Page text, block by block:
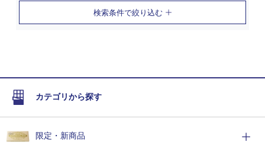
検索条件で絞り込む
カテゴリから探す
限定・新商品